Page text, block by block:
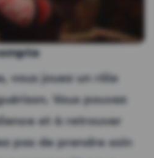
vous jouez un rôle
Vous pouvez
et à retrouver
pas de prendre soin